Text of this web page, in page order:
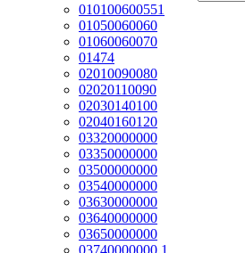
010100600551
01050060060
01060060070
01474
02010090080
02020110090
02030140100
02040160120
03320000000
03350000000
03500000000
03540000000
03630000000
03640000000
03650000000
03740000000.1